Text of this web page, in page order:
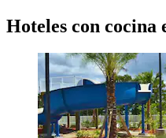
Hoteles con cocina